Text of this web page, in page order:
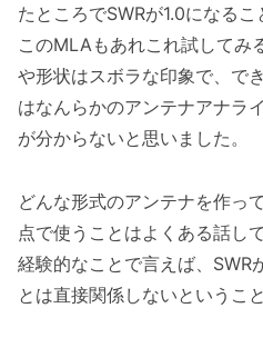
たところでSWRが1.0になる
このMLAもあれこれ試してみ
や形状はスボラな印象で、で
はなんらかのアンテナアナラ
が分からないと思いました。
どんな形式のアンテナを作っ
点で使うことはよくある話し
経験的なことで言えば、SWR
とは直接関係しないというこ